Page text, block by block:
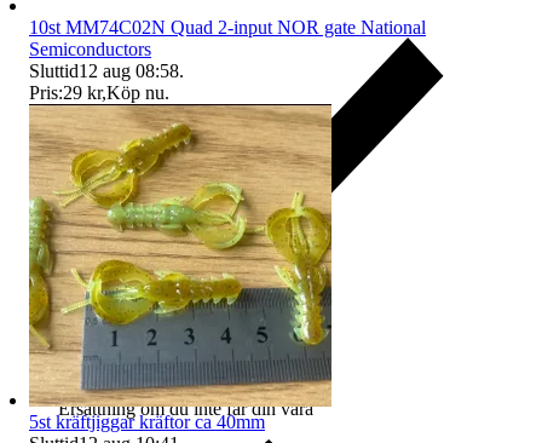
Ersättning om du inte får din vara
10st MM74C02N Quad 2-input NOR gate National
Semiconductors
Sluttid12 aug 08:58.
Pris:29 kr,Köp nu.
5st kräftjiggar kräftor ca 40mm